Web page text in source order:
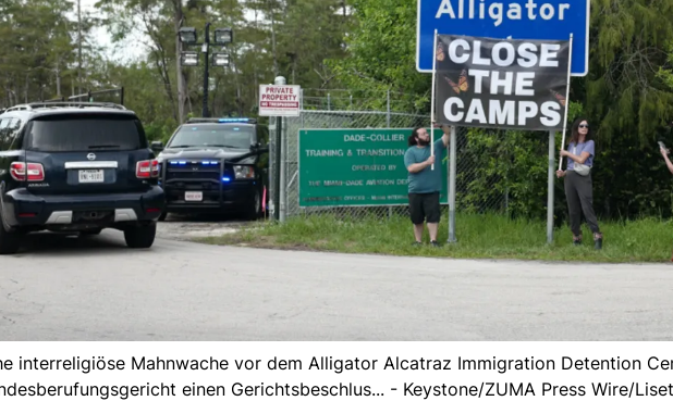
interreligiöse Mahnwache vor dem Alligator Alcatraz Immigration Detention
einen Gerichtsbeschlus... - Keystone/ZUMA Press Wire/